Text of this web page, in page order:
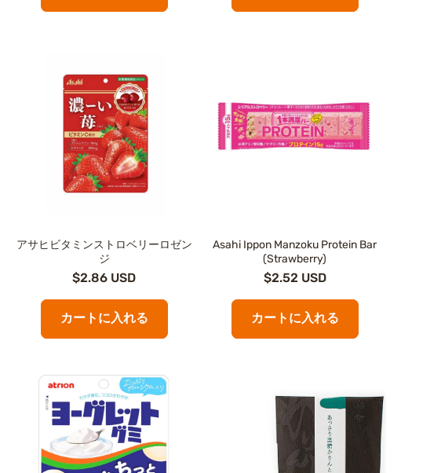
アサヒビタミンストロベリーロゼン
ジ
$2.86 USD
カートに入れる
Asahi Ippon Manzoku Protein Bar
(Strawberry)
$2.52 USD
カートに入れる